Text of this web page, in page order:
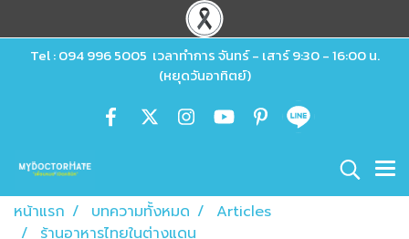
Tel : 094 996 5005 เวลาทำการ จันทร์ - เสาร์ 9:30 - 16:00 น.
(หยุดวันอาทิตย์)
หน้าแรก บทความทั้งหมด
Articles
ร้านอาหารไทยในต่างแดน